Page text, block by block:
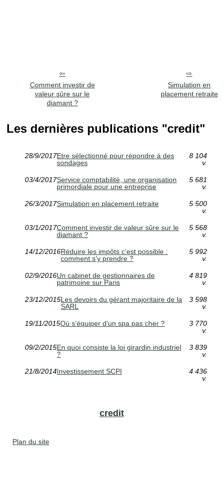
Comment investir de
valeur sûre sur le
diamant ?
Simulation en
placement retraite
Les dernières publications "credit"
28/9/2017Etre sélectionné pour répondre à des
sondages
8 104
v.
03/4/2017Service comptabilité, une organisation
primordiale pour une entreprise
5 681
v.
26/3/2017Simulation en placement retraite
5 500
v.
03/1/2017Comment investir de valeur sûre sur le
diamant ?
5 568
v.
14/12/2016Réduire les impôts c’est possible :
comment s’y prendre ?
5 992
v.
02/9/2016Un cabinet de gestionnaires de
patrimoine sur Paris
4 819
v.
23/12/2015Les devoirs du gérant majoritaire de la
SARL
3 598
v.
19/11/2015Où s'équiper d'un spa pas cher ?
3 770
v.
09/2/2015En quoi consiste la loi girardin industriel
?
3 839
v.
21/8/2014Investissement SCPI
4 436
v.
credit
Plan du site